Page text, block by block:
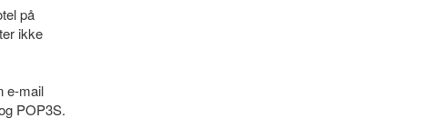
på
ikke
e-mail
POP3S.